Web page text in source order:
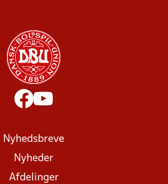
Nyhedsbreve
Nyheder
Afdelinger